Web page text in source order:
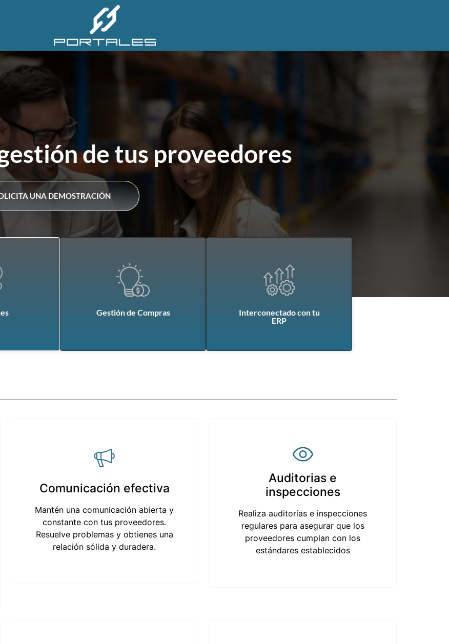
de tus proveedores
UNA DEMOSTRACIÓN
Gestión de Compras
Interconectado con tu
ERP
Comunicación efectiva
Mantén una comunicación abierta y
constante con tus proveedores.
Resuelve problemas y obtienes una
relación sólida y duradera.
Auditorias e
inspecciones
Realiza auditorías e inspecciones
regulares para asegurar que los
proveedores cumplan con los
estándares establecidos